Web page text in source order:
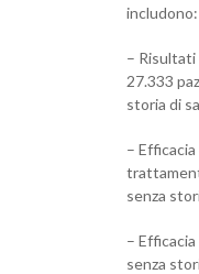
includono:
– Risultati
27.333
storia di
–
senza
–
senza